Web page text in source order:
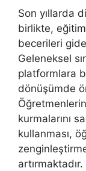
Son yıllarda
birlikte,
becerileri
Geleneksel
platformlara
dönüşümde
kurmalarını
kullanması,
artırmaktadır.